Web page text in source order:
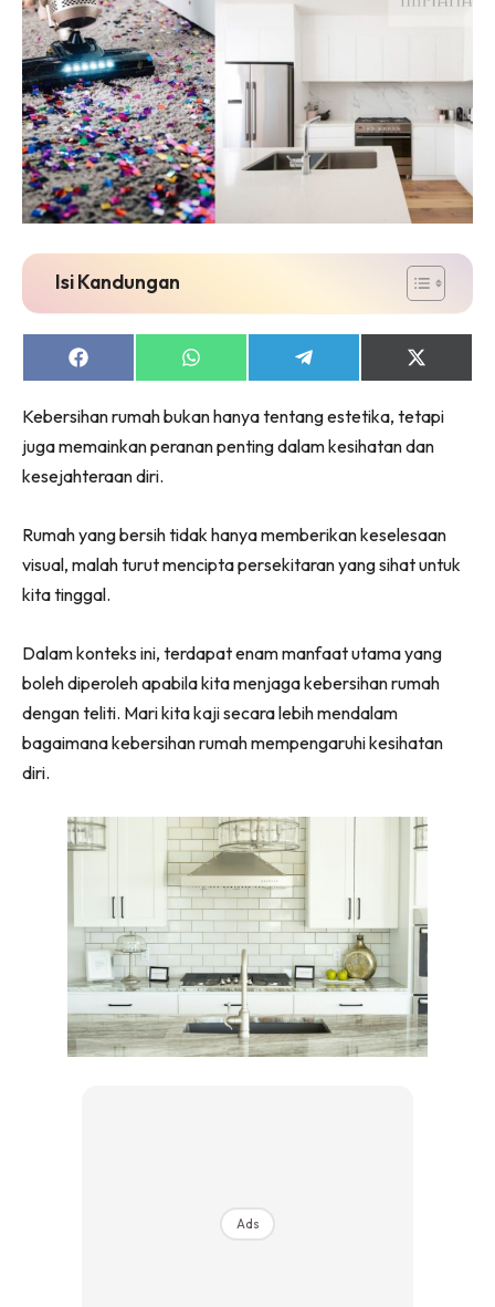
Landskap
DIY
Bilik Air
Bilik Tidur
Dapur
Ruang Makan
Make Over
Bilik Air
Bilik Tidur
Dapur
Ruang Tamu
Menarik Lagi
Casa Impiana
Impiana Makeover
Makeover Ruang Selebriti
Hotel
Kafe
Hartanah
Ilham Impiana 360
Ilham Impiana Inspirasi Selebriti
Impiana TV
Casa Impiana
Impiana MakeOver
Lahar Dekor
Sembang Dekor
Sembang Laman
Isi Kandungan
Share
on
Share
on
Share
on
Share
on
(Twitter)
Kebersihan rumah bukan hanya tentang estetika, tetapi
juga memainkan peranan penting dalam kesihatan dan
kesejahteraan diri.
Rumah yang bersih tidak hanya memberikan keselesaan
visual, malah turut mencipta persekitaran yang sihat untuk
kita tinggal.
Dalam konteks ini, terdapat enam manfaat utama yang
boleh diperoleh apabila kita menjaga kebersihan rumah
dengan teliti. Mari kita kaji secara lebih mendalam
bagaimana kebersihan rumah mempengaruhi kesihatan
diri.
Ads